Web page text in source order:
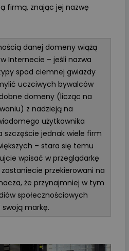
firmą, znając jej nazwę
danej domeny wiążą
Internecie – jeśli nazwa
spod ciemnej gwiazdy
uczciwych bywalców
domeny (licząc na
z nadzieją na
użytkownika
szczęście jednak wiele firm
– stara się temu
wpisać w przeglądarkę
przekierowani na
że przynajmniej w tym
społecznościowych
swoją markę.